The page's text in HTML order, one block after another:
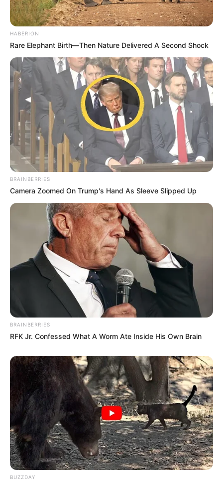
HABERION
Rare Elephant Birth—Then Nature Delivered A Second Shock
BRAINBERRIES
Camera Zoomed On Trump's Hand As Sleeve Slipped Up
BRAINBERRIES
RFK Jr. Confessed What A Worm Ate Inside His Own Brain
BUZZDAY